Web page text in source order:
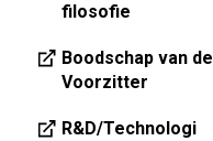
filosofie
Boodschap van de
Voorzitter
R&D/Technologi